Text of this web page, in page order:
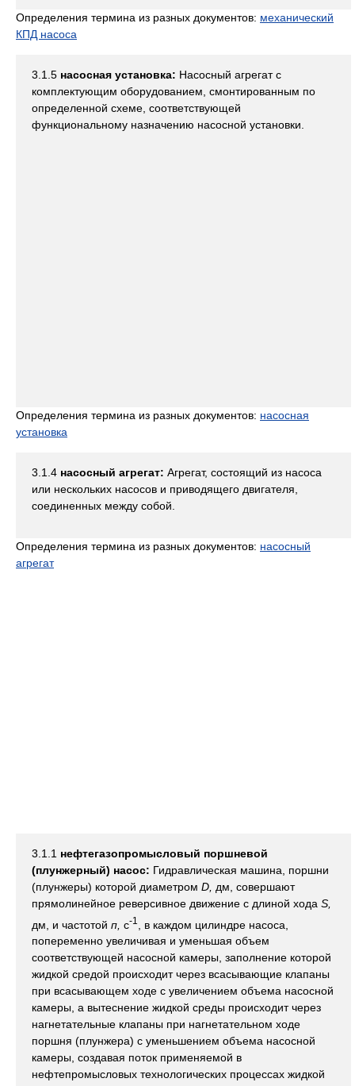
Определения термина из разных документов: механический
КПД насоса
3.1.5 насосная установка: Насосный агрегат с
комплектующим оборудованием, смонтированным по
определенной схеме, соответствующей
функциональному назначению насосной установки.
Определения термина из разных документов: насосная
установка
3.1.4 насосный агрегат: Агрегат, состоящий из насоса
или нескольких насосов и приводящего двигателя,
соединенных между собой.
Определения термина из разных документов: насосный
агрегат
3.1.1 нефтегазопромысловый поршневой
(плунжерный) насос: Гидравлическая машина, поршни
(плунжеры) которой диаметром D, дм, совершают
прямолинейное реверсивное движение с длиной хода S,
дм, и частотой п, с-1
, в каждом цилиндре насоса,
попеременно увеличивая и уменьшая объем
соответствующей насосной камеры, заполнение которой
жидкой средой происходит через всасывающие клапаны
при всасывающем ходе с увеличением объема насосной
камеры, а вытеснение жидкой среды происходит через
нагнетательные клапаны при нагнетательном ходе
поршня (плунжера) с уменьшением объема насосной
камеры, создавая поток применяемой в
нефтепромысловых технологических процессах жидкой